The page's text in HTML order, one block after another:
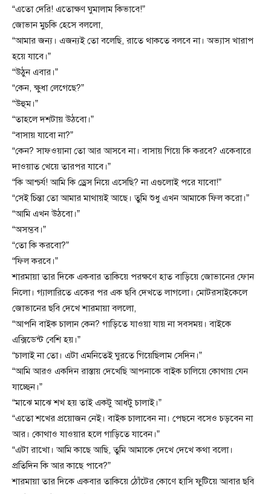
“এতো দেরি! এতোক্ষণ ঘুমালাম কিভাবে!”
জোভান মুচকি হেসে বললো,
“আমার জন্য। এজন্যই তো বলেছি, রাতে থাকতে বলবে না। অভ্যাস খারাপ
হয়ে যাবে।”
“উঠুন এবার।”
“কেন, ক্ষুধা লেগেছে?”
“উহুম।”
“তাহলে দশটায় উঠবো।”
“বাসায় যাবো না?”
“কেন? সাফওয়ানা তো আর আসবে না। বাসায় গিয়ে কি করবে? একেবারে
দাওয়াত খেয়ে তারপর যাবে।”
“কি আশ্চর্য! আমি কি ড্রেস নিয়ে এসেছি? না এগুলোই পরে যাবো!”
“সেই চিন্তা তো আমার মাথায়ই আছে। তুমি শুধু এখন আমাকে ফিল করো।”
“আমি এখন উঠবো।”
“অসম্ভব।”
“তো কি করবো?”
“ফিল করবে।”
শারমায়া তার দিকে একবার তাকিয়ে পরক্ষণে হাত বাড়িয়ে জোভানের ফোন
নিলো। গ্যালারিতে একের পর এক ছবি দেখতে লাগলো। মোটরসাইকেলে
জোভানের ছবি দেখে শারমায়া বললো,
“আপনি বাইক চালান কেন? গাড়িতে যাওয়া যায় না সবসময়। বাইকে
এক্সিডেন্ট বেশি হয়।”
“চালাই না তো। এটা এমনিতেই ঘুরতে গিয়েছিলাম সেদিন।”
“আমি আরও একদিন রাস্তায় দেখেছি আপনাকে বাইক চালিয়ে কোথায় যেন
যাচ্ছেন।”
“মাঝে মাঝে শখ হয় তাই একটু আধটু চালাই।”
“এতো শখের প্রয়োজন নেই। বাইক চালাবেন না। পেছনে বসেও চড়বেন না
আর। কোথাও যাওয়ার হলে গাড়িতে যাবেন।”
“এটা রাখো। আমি কাছে আছি, তুমি আমাকে দেখে দেখে কথা বলো।
প্রতিদিন কি আর কাছে পাবে?”
শারমায়া তার দিকে একবার তাকিয়ে ঠোঁটের কোণে হাসি ফুটিয়ে আবার ছবি